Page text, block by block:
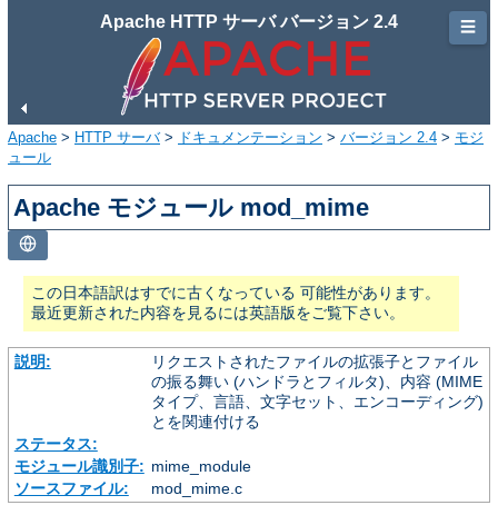
Apache HTTP サーバ バージョン 2.4
Apache > HTTP サーバ> ドキュメンテーション > バージョン 2.4 > モジ
ュール
Apache モジュール mod_mime
この日本語訳はすでに古くなっている 可能性があります。
最近更新された内容を見るには英語版をご覧下さい。
説明:
リクエストされたファイルの拡張子とファイル
の振る舞い (ハンドラとフィルタ)、内容 (MIME
タイプ、言語、文字セット、エンコーディング)
とを関連付ける
ステータス:
モジュール識別子: mime_module
ソースファイル:
mod_mime.c
☰